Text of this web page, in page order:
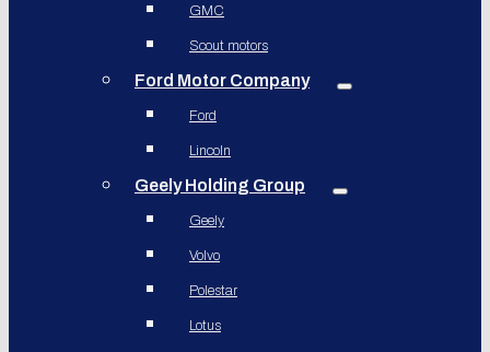
GMC
Scout motors
Ford Motor Company
Ford
Lincoln
Geely Holding Group
Geely
Volvo
Polestar
Lotus